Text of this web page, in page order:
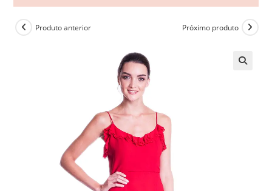
Produto anterior Próximo produto